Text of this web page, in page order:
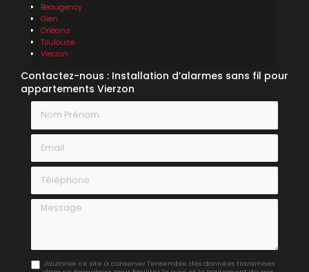
Beaugency
Gien
Orléans
Toulouse
Vierzon
Contactez-nous : Installation d’alarmes sans fil pour
appartements Vierzon
Nom Prénom
Email
Téléphone
Message
J'autorise ce site à conserver l'ensemble des données transmises